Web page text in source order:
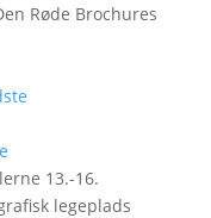
Røde Brochures
13.-16.
legeplads